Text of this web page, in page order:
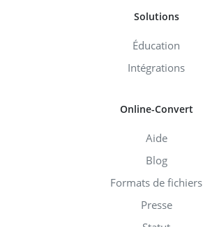
Solutions
Éducation
Intégrations
Online-Convert
Aide
Blog
Formats de fichiers
Presse